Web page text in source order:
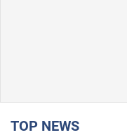
TOP NEWS